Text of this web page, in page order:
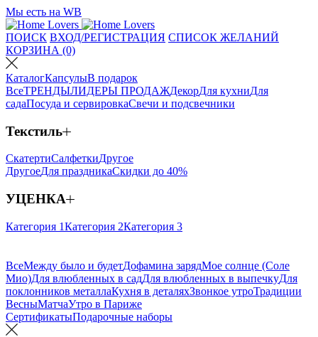
Мы есть на WB
ПОИСК ВХОД/РЕГИСТРАЦИЯ СПИСОК ЖЕЛАНИЙ
КОРЗИНА (0)
КаталогКапсулыВ подарок
ВсеТРЕНДЫЛИДЕРЫ ПРОДАЖДекорДля кухниДля
садаПосуда и сервировкаСвечи и подсвечники
Текстиль
СкатертиСалфеткиДругое
ДругоеДля праздникаСкидки до 40%
УЦЕНКА
Категория 1Категория 2Категория 3
ВсеМежду было и будетДофамина зарядМое солнце (Соле
Мио)Для влюбленных в садДля влюбленных в выпечкуДля
поклонников металлаКухня в деталяхЗвонкое утроТрадиции
ВесныМатчаУтро в Париже
СертификатыПодарочные наборы